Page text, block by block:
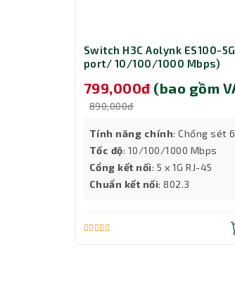
Quản Trị Mạng Tập
Switch H3C Aolynk ES100-
port/ 10/100/1000 Mbps)
799,000đ (bao gồm
890,000đ
Tính năng chính: Chống sét
Tốc độ: 10/100/1000 Mbps
Cổng kết nối: 5 x 1G RJ-45
Chuẩn kết nối: 802.3